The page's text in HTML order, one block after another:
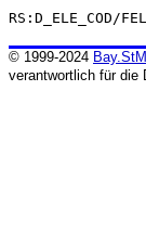
RS:D_ELE_COD/
© 1999-2024
verantwortlich für die